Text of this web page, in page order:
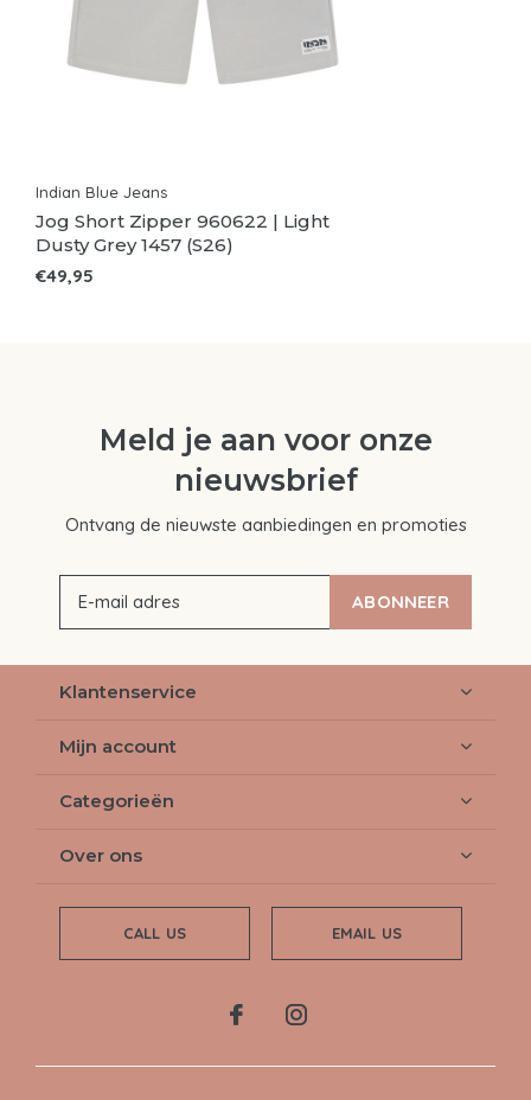
Indian Blue Jeans
Jog Short Zipper 960622 | Light
Dusty Grey 1457 (S26)
€49,95
Meld je aan voor onze
nieuwsbrief
Ontvang de nieuwste aanbiedingen en promoties
ABONNEER
Klantenservice
Mijn account
Categorieën
Over ons
CALL US EMAIL US